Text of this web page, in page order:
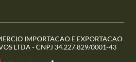
IMPORTACAO E EXPORTACAO
LTDA - CNPJ 34.227.829/0001-43